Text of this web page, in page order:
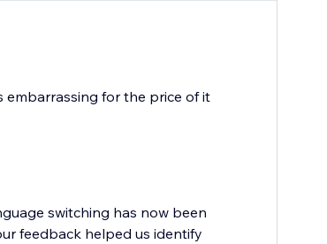
for the price of it
switching has now been
feedback helped us identify